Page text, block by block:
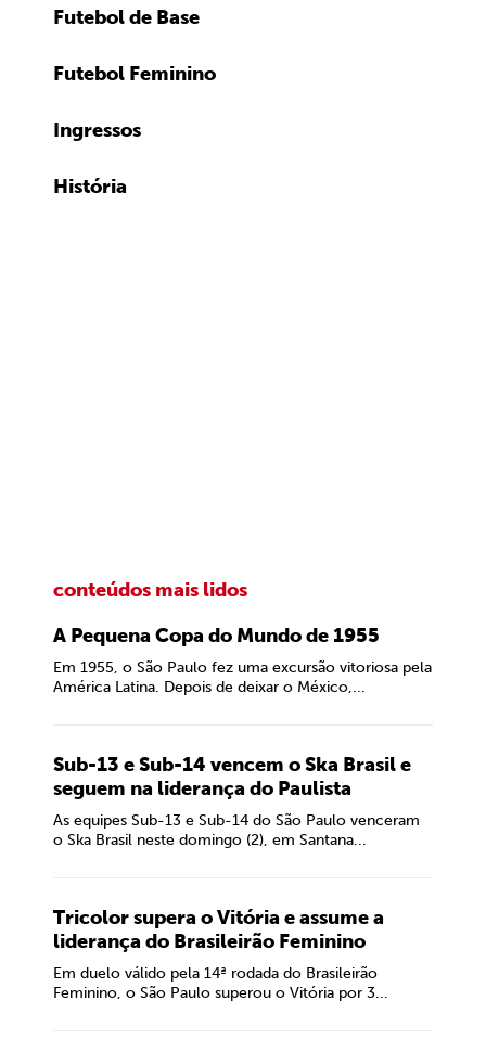
Futebol de Base
Futebol Feminino
Ingressos
História
conteúdos mais lidos
A Pequena Copa do Mundo de 1955
Em 1955, o São Paulo fez uma excursão vitoriosa pela
América Latina. Depois de deixar o México,...
Sub-13 e Sub-14 vencem o Ska Brasil e
seguem na liderança do Paulista
As equipes Sub-13 e Sub-14 do São Paulo venceram
o Ska Brasil neste domingo (2), em Santana...
Tricolor supera o Vitória e assume a
liderança do Brasileirão Feminino
Em duelo válido pela 14ª rodada do Brasileirão
Feminino, o São Paulo superou o Vitória por 3...